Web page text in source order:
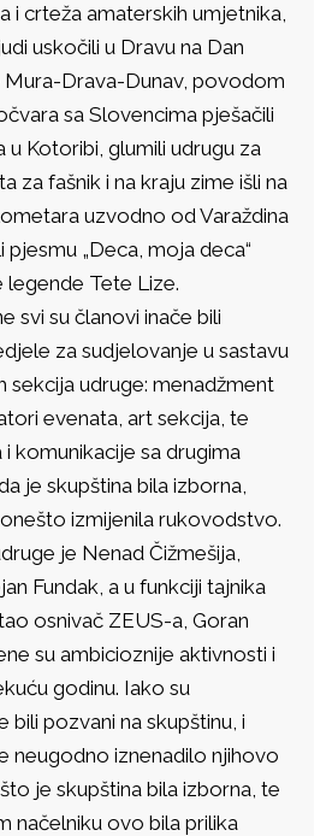
i crteža amaterskih umjetnika,
uskočili u Dravu na Dan
Drava-Dunav, povodom
sa Slovencima pješačili
u Kotoribi, glumili udrugu za
za fašnik i na kraju zime išli na
uzvodno od Varaždina
„Deca, moja deca“
Tete Lize.
svi su članovi inače bili
za sudjelovanje u sastavu
sekcija udruge: menadžment
evenata, art sekcija, te
komunikacije sa drugima
je skupština bila izborna,
izmijenila rukovodstvo.
je Nenad Čižmešija,
Fundak, a u funkciji tajnika
osnivač ZEUS-a, Goran
su ambicioznije aktivnosti i
godinu. Iako su
bili pozvani na skupštinu, i
neugodno iznenadilo njihovo
je skupština bila izborna, te
načelniku ovo bila prilika